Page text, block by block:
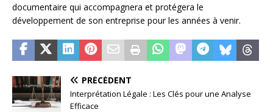
documentaire qui accompagnera et protégera le
développement de son entreprise pour les années à venir.
PRÉCÉDENT
Interprétation Légale : Les Clés pour une Analyse
Efficace